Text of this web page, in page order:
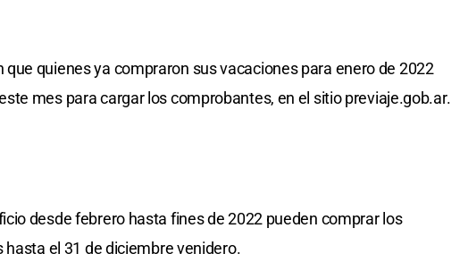
quienes ya compraron sus vacaciones para enero de 2022
mes para cargar los comprobantes, en el sitio previaje.gob.ar.
desde febrero hasta fines de 2022 pueden comprar los
el 31 de diciembre venidero.